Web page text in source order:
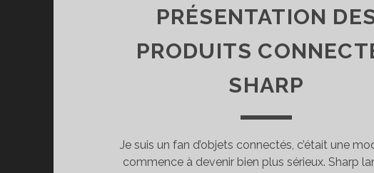
PRÉSENTATION
PRODUITS
SHARP
Je suis un fan d’objets connectés, c’était une
commence à devenir bien plus sérieux. Sharp